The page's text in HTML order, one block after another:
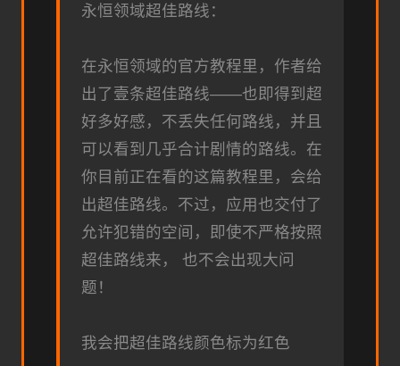
永恒领域超佳路线：
在永恒领域的官方教程里，作者给
出了壹条超佳路线——也即得到超
好多好感，不丢失任何路线，并且
可以看到几乎合计剧情的路线。在
你目前正在看的这篇教程里，会给
出超佳路线。不过，应用也交付了
允许犯错的空间，即使不严格按照
超佳路线来， 也不会出现大问
题！
我会把超佳路线颜色标为红色